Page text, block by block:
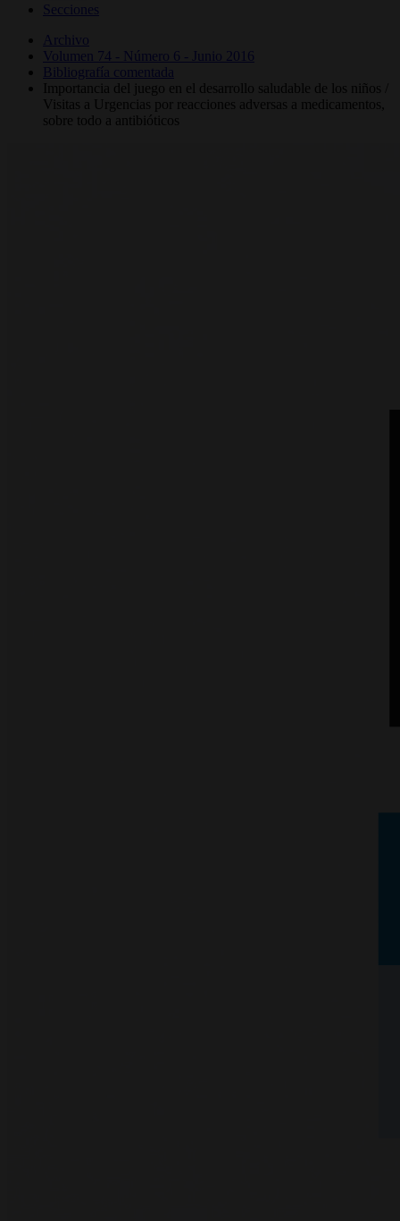
Secciones
Archivo
Volumen 74 - Número 6 - Junio 2016
Bibliografía comentada
Importancia del juego en el desarrollo saludable de los niños /
Visitas a Urgencias por reacciones adversas a medicamentos,
sobre todo a antibióticos